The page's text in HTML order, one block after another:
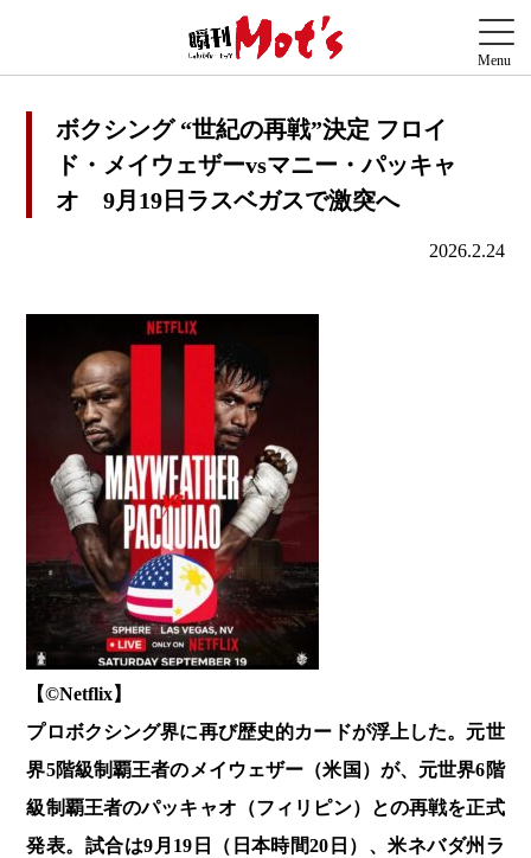
ボクシング “世紀の再戦”決定 フロイ
ド・メイウェザーvsマニー・パッキャ
オ 9月19日ラスベガスで激突へ
2026.2.24
【©️Netflix】
プロボクシング界に再び歴史的カードが浮上した。元世
界5階級制覇王者のメイウェザー（米国）が、元世界6階
級制覇王者のパッキャオ（フィリピン）との再戦を正式
発表。試合は9月19日（日本時間20日）、米ネバダ州ラ